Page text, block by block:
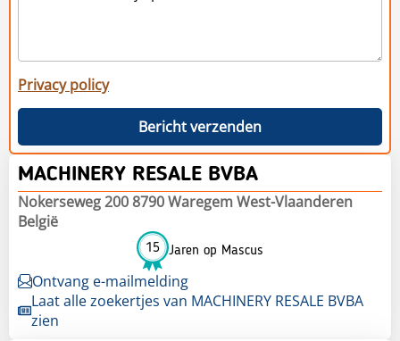
Privacy policy
Bericht verzenden
MACHINERY RESALE BVBA
Nokerseweg 200 8790 Waregem West-Vlaanderen
België
15 Jaren op Mascus
Ontvang e-mailmelding
Laat alle zoekertjes van MACHINERY RESALE BVBA
zien